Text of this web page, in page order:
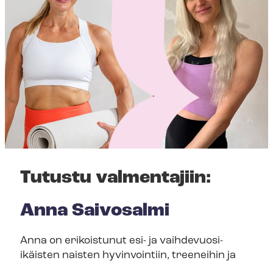
Tutustu valmentajiin:
Anna Saivosalmi
Anna on erikoistunut esi- ja vaihdevuosi-​
ikäisten naisten hyvinvointiin, treeneihin ja